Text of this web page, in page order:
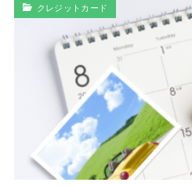
クレジットカード